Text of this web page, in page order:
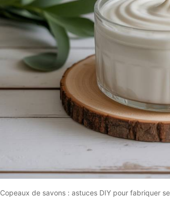
Copeaux de savons : astuces DIY pour fabriquer